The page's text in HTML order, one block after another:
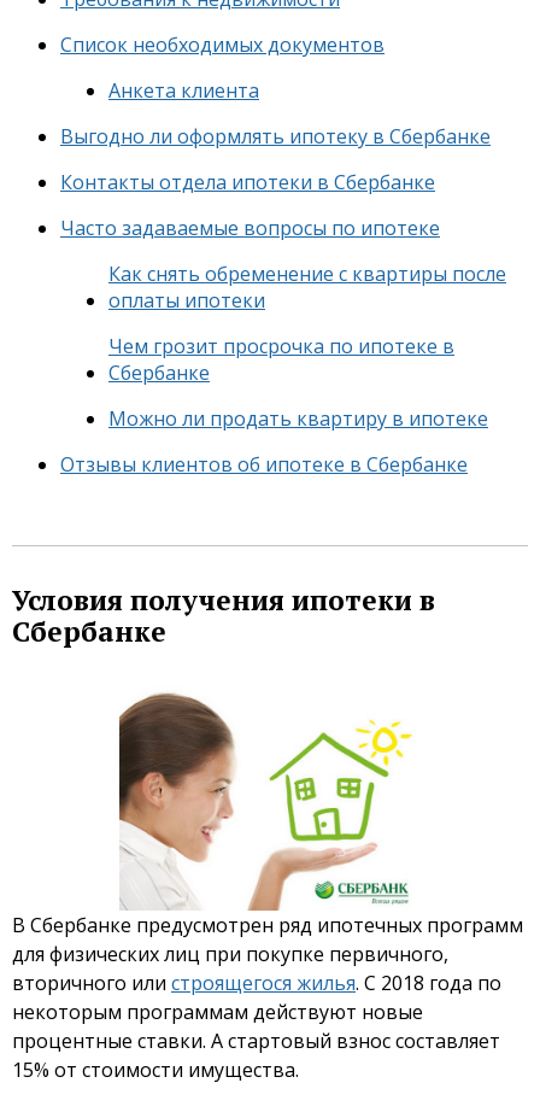
Список необходимых документов
Анкета клиента
Выгодно ли оформлять ипотеку в Сбербанке
Контакты отдела ипотеки в Сбербанке
Часто задаваемые вопросы по ипотеке
Как снять обременение с квартиры после
оплаты ипотеки
Чем грозит просрочка по ипотеке в
Сбербанке
Можно ли продать квартиру в ипотеке
Отзывы клиентов об ипотеке в Сбербанке
Условия получения ипотеки в
Сбербанке
В Сбербанке предусмотрен ряд ипотечных программ
для физических лиц при покупке первичного,
вторичного или строящегося жилья. С 2018 года по
некоторым программам действуют новые
процентные ставки. А стартовый взнос составляет
15% от стоимости имущества.